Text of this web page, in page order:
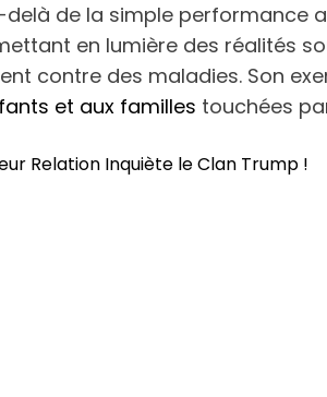
de la simple performance
en lumière des réalités
contre des maladies. Son
et aux familles touchées
Relation Inquiète le Clan Trump !